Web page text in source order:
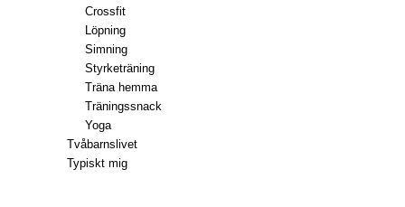
Crossfit
Löpning
Simning
Styrketräning
Träna hemma
Träningssnack
Yoga
Tvåbarnslivet
Typiskt mig